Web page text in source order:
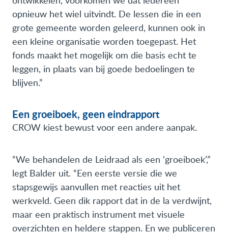
opnieuw het wiel uitvindt. De lessen die in een
grote gemeente worden geleerd, kunnen ook in
een kleine organisatie worden toegepast. Het
fonds maakt het mogelijk om die basis echt te
leggen, in plaats van bij goede bedoelingen te
blijven.”
Een groeiboek, geen eindrapport
CROW kiest bewust voor een andere aanpak.
“We behandelen de Leidraad als een ‘groeiboek’,”
legt Balder uit. “Een eerste versie die we
stapsgewijs aanvullen met reacties uit het
werkveld. Geen dik rapport dat in de la verdwijnt,
maar een praktisch instrument met visuele
overzichten en heldere stappen. En we publiceren